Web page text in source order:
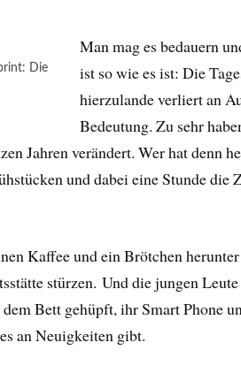
Die
Man mag es bedauern
ist so wie es ist: Die
hierzulande verliert an
Bedeutung. Zu sehr
Jahren verändert. Wer hat denn
und dabei eine Stunde die
Kaffee und ein Brötchen
stürzen. Und die jungen Leute
Bett gehüpft, ihr Smart Phone
an Neuigkeiten gibt.